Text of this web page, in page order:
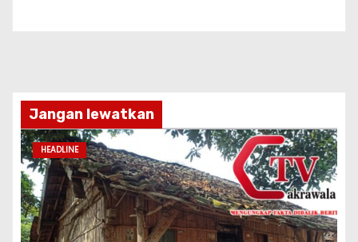
Jangan lewatkan
HEADLINE